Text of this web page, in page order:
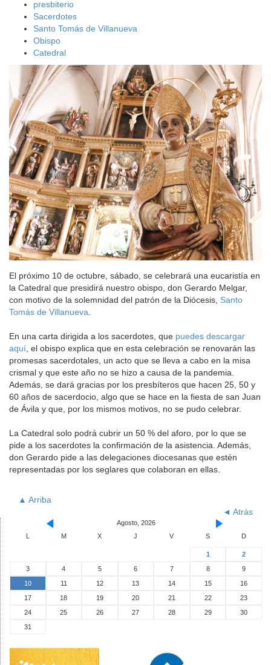
presbiterio
Sacerdotes
Santo Tomás de Villanueva
Obispo
Catedral
El próximo 10 de octubre, sábado, se celebrará una eucaristía en
la Catedral que presidirá nuestro obispo, don Gerardo Melgar,
con motivo de la solemnidad del patrón de la Diócesis, Santo
Tomás de Villanueva
En una carta dirigida a los sacerdotes, que puedes descargar
aquí , el obispo explica que en esta celebración se renovarán las
promesas sacerdotales, un acto que se lleva a cabo en la misa
crismal y que este año no se hizo a causa de la pandemia.
Además, se dará gracias por los presbíteros que hacen 25, 50 y
60 años de sacerdocio, algo que se hace en la fiesta de san Juan
de Ávila y que, por los mismos motivos, no se pudo celebrar.
La Catedral solo podrá cubrir un 50 % del aforo, por lo que se
pide a los sacerdotes la confirmación de la asistencia. Además,
don Gerardo pide a las delegaciones diocesanas que estén
representadas por los seglares que colaboran en ellas.
▲ Arriba
◄ Atrás
Agosto, 2026
L
M X J V S D
1
2
3
4 5 6 7 8
9
10
11 12 13 14 15
16
17
18 19 20 21 22
23
24
25 26 27 28 29
30
31